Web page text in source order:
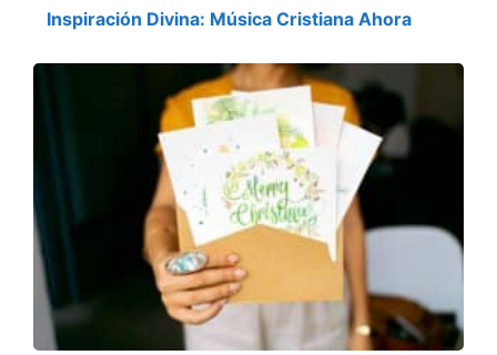
Inspiración Divina: Música Cristiana Ahora